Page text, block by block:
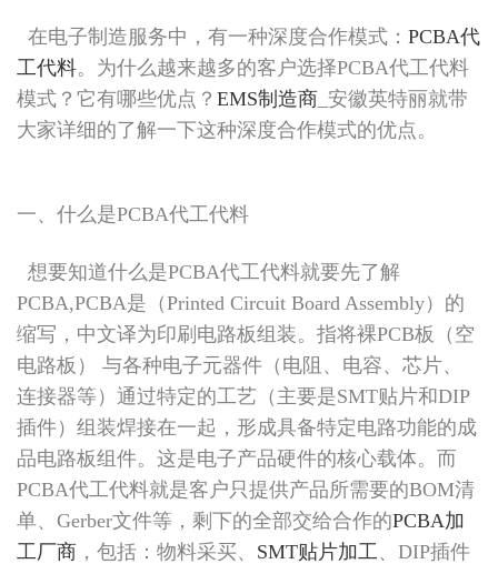
在电子制造服务中，有一种深度合作模式： PCBA代
工代料。为什么越来越多的客户选择PCBA代工代料
模式？它有哪些优点？ EMS制造商 _安徽英特丽就带
大家详细的了解一下这种深度合作模式的优点。
一、什么是PCBA代工代料
想要知道什么是PCBA代工代料就要先了解
PCBA,PCBA是（Printed Circuit Board Assembly）的
缩写，中文译为印刷电路板组装。指将裸PCB板（空
电路板） 与各种电子元器件（电阻、电容、芯片、
连接器等）通过特定的工艺（主要是SMT贴片和DIP
插件）组装焊接在一起，形成具备特定电路功能的成
品电路板组件。这是电子产品硬件的核心载体。而
PCBA代工代料就是客户只提供产品所需要的BOM清
单、Gerber文件等，剩下的全部交给合作的PCBA加
工厂商 ，包括：物料采买、 SMT贴片加工、DIP插件